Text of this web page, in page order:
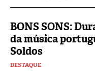
BONS SONS:
da música
Soldos
DESTAQUE